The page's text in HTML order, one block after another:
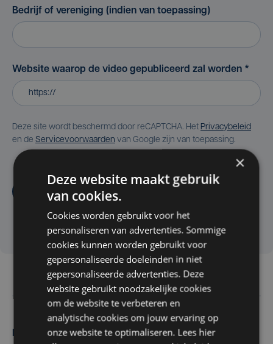
Bedrijf of vereniging (indien van toepassing)
Website waarop de video gepubliceerd zal worden *
Deze site wordt beschermd door reCAPTCHA. Het Privacybeleid
en de Servicevoorwaarden van Google zijn van toepassing.
Aanvragen
Maak zelf het nieuws
×
Deze website maakt gebruik
van cookies.
Cookies worden gebruikt voor het
personaliseren van advertenties. Sommige
cookies kunnen worden gebruikt voor
gepersonaliseerde doeleinden in niet
gepersonaliseerde advertenties. Deze
website gebruikt noodzakelijke cookies
om de website te verbeteren en
analytische cookies om jouw ervaring op
onze website te optimaliseren. Lees hier